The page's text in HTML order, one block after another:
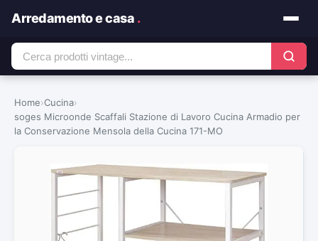
Arredamento e casa .
Home›Cucina›
soges Microonde Scaffali Stazione di Lavoro Cucina Armadio per
la Conservazione Mensola della Cucina 171-MO